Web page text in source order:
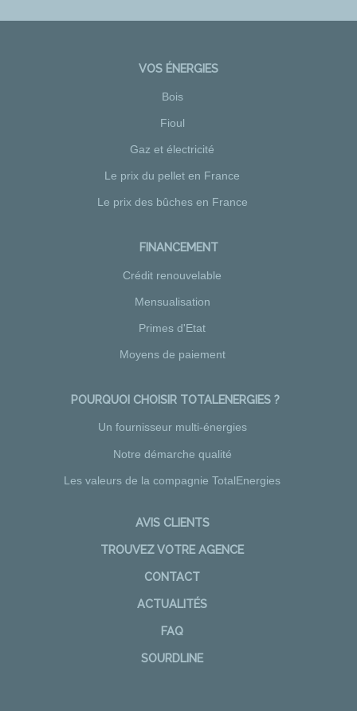
VOS ÉNERGIES
Bois
Fioul
Gaz et électricité
Le prix du pellet en France
Le prix des bûches en France
FINANCEMENT
Crédit renouvelable
Mensualisation
Primes d'Etat
Moyens de paiement
POURQUOI CHOISIR TOTALENERGIES ?
Un fournisseur multi-énergies
Notre démarche qualité
Les valeurs de la compagnie TotalEnergies
AVIS CLIENTS
TROUVEZ VOTRE AGENCE
CONTACT
ACTUALITÉS
FAQ
SOURDLINE